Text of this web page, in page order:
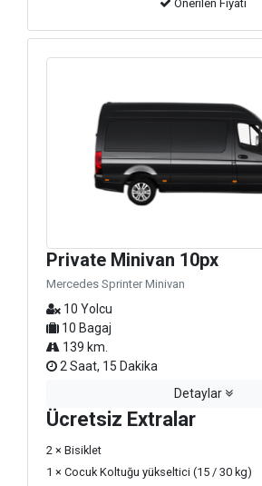
Önerilen Fiyatı
Private Minivan 10px
Mercedes Sprinter Minivan
10 Yolcu
10 Bagaj
139 km.
2 Saat, 15 Dakika
Detaylar
Ücretsiz Extralar
2 × Bisiklet
1 × Cocuk Koltuğu yükseltici (15 / 30 kg)